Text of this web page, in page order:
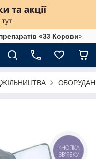
«33 Корови»
КНОПКА
ЗВ'ЯЗКУ